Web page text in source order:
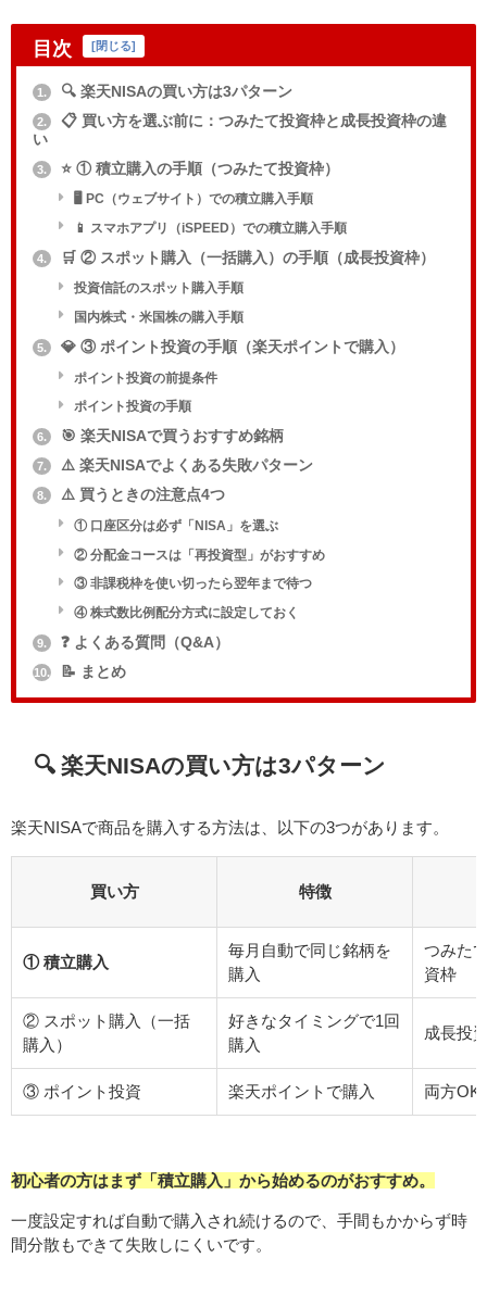
目次 [閉じる]
1. 🔍 楽天NISAの買い方は3パターン
2.
📋 買い方を選ぶ前に：つみたて投資枠と成長投資枠の違
い
3. ⭐ ① 積立購入の手順（つみたて投資枠）
🖥️ PC（ウェブサイト）での積立購入手順
📱 スマホアプリ（iSPEED）での積立購入手順
4. 🛒 ② スポット購入（一括購入）の手順（成長投資枠）
投資信託のスポット購入手順
国内株式・米国株の購入手順
5. 💎 ③ ポイント投資の手順（楽天ポイントで購入）
ポイント投資の前提条件
ポイント投資の手順
6. 🎯 楽天NISAで買うおすすめ銘柄
7. ⚠️ 楽天NISAでよくある失敗パターン
8. ⚠️ 買うときの注意点4つ
① 口座区分は必ず「NISA」を選ぶ
② 分配金コースは「再投資型」がおすすめ
③ 非課税枠を使い切ったら翌年まで待つ
④ 株式数比例配分方式に設定しておく
9. ❓ よくある質問（Q&A）
10. 📝 まとめ
🔍 楽天NISAの買い方は3パターン
楽天NISAで商品を購入する方法は、以下の3つがあります。
買い方 特徴
① 積立購入
毎月自動で同じ銘柄を
購入
つみた
資枠
② スポット購入（一括
購入）
好きなタイミングで1回
購入
成長投
③ ポイント投資 楽天ポイントで購入 両方OK
初心者の方はまず「積立購入」から始めるのがおすすめ。
一度設定すれば自動で購入され続けるので、手間もかからず時
間分散もできて失敗しにくいです。